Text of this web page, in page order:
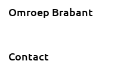
Omroep Brabant
Contact